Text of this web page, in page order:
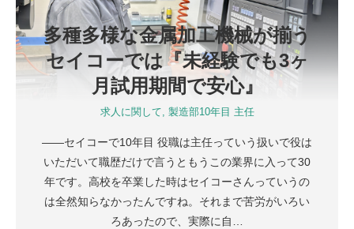
多種多様な金属加工機械が揃う
セイコーでは『未経験でも3ヶ
月試用期間で安心』
求人に関して 製造部10年目 主任
――セイコーで10年目 役職は主任っていう扱いで役は
いただいて職歴だけで言うともうこの業界に入って30
年です。高校を卒業した時はセイコーさんっていうの
は全然知らなかったんですね。それまで苦労がいろい
ろあったので、実際に自…